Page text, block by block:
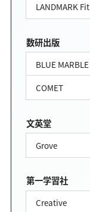
LANDMARK Fit
数研出版
BLUE MARBLE
COMET
文英堂
Grove
第一学習社
Creative